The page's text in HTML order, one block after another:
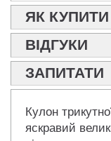
ЯК КУПИТИ
ВІДГУКИ
ЗАПИТАТИ
Кулон
яскравий